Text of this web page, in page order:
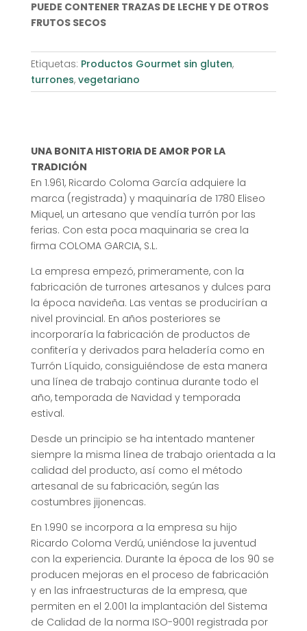
PUEDE CONTENER TRAZAS DE LECHE Y DE OTROS
FRUTOS SECOS
Etiquetas: Productos Gourmet sin gluten,
turrones, vegetariano
UNA BONITA HISTORIA DE AMOR POR LA
TRADICIÓN
En 1.961, Ricardo Coloma García adquiere la
marca (registrada) y maquinaría de 1780 Eliseo
Miquel, un artesano que vendía turrón por las
ferias. Con esta poca maquinaria se crea la
firma COLOMA GARCIA, S.L.
La empresa empezó, primeramente, con la
fabricación de turrones artesanos y dulces para
la época navideña. Las ventas se producirían a
nivel provincial. En años posteriores se
incorporaría la fabricación de productos de
confitería y derivados para heladería como en
Turrón Líquido, consiguiéndose de esta manera
una línea de trabajo continua durante todo el
año, temporada de Navidad y temporada
estival.
Desde un principio se ha intentado mantener
siempre la misma línea de trabajo orientada a la
calidad del producto, así como el método
artesanal de su fabricación, según las
costumbres jijonencas.
En 1.990 se incorpora a la empresa su hijo
Ricardo Coloma Verdú, uniéndose la juventud
con la experiencia. Durante la época de los 90 se
producen mejoras en el proceso de fabricación
y en las infraestructuras de la empresa, que
permiten en el 2.001 la implantación del Sistema
de Calidad de la norma ISO-9001 registrada por